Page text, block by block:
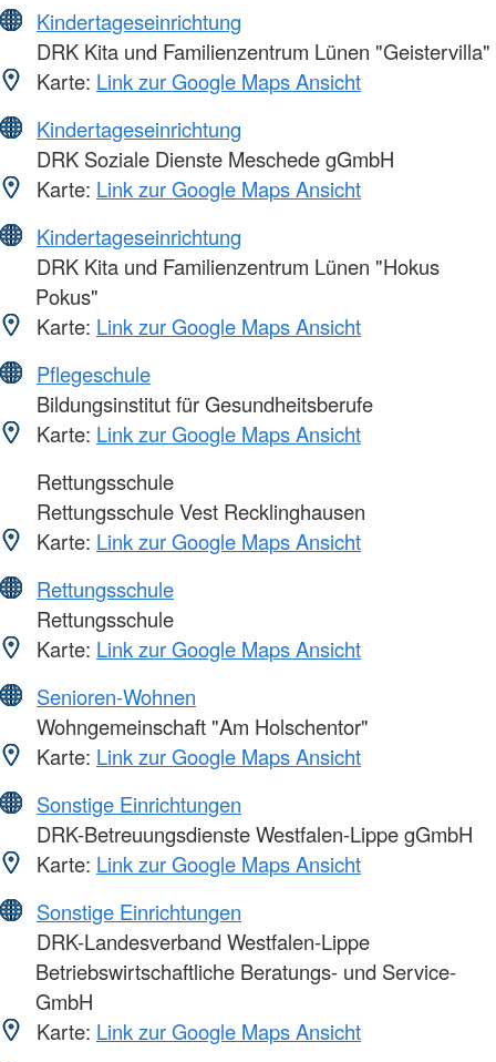
Kindertageseinrichtung
DRK Kita und Familienzentrum Lünen "Geistervilla"
Karte: Link zur Google Maps Ansicht
Kindertageseinrichtung
DRK Soziale Dienste Meschede gGmbH
Karte: Link zur Google Maps Ansicht
Kindertageseinrichtung
DRK Kita und Familienzentrum Lünen "Hokus
Pokus"
Karte: Link zur Google Maps Ansicht
Pflegeschule
Bildungsinstitut für Gesundheitsberufe
Karte: Link zur Google Maps Ansicht
Rettungsschule
Rettungsschule Vest Recklinghausen
Karte: Link zur Google Maps Ansicht
Rettungsschule
Rettungsschule
Karte: Link zur Google Maps Ansicht
Senioren-Wohnen
Wohngemeinschaft "Am Holschentor"
Karte: Link zur Google Maps Ansicht
Sonstige Einrichtungen
DRK-Betreuungsdienste Westfalen-Lippe gGmbH
Karte: Link zur Google Maps Ansicht
Sonstige Einrichtungen
DRK-Landesverband Westfalen-Lippe
Betriebswirtschaftliche Beratungs- und Service-
GmbH
Karte: Link zur Google Maps Ansicht